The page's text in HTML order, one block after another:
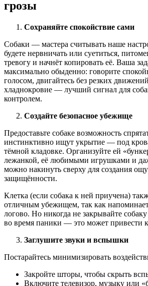
грозы
Сохраняйте спокойствие сами
Собаки — мастера считывать наше
будете нервничать или суетиться,
тревогу и начнёт копировать её. Ваша
максимально обыденно: говорите
голосом, двигайтесь без резких
хладнокровие — лучший сигнал для
контролем.
Создайте безопасное убежище
Предоставьте собаке возможность
инстинктивно ищут укрытие — под
тёмной кладовке. Организуйте ей
лежанкой, её любимыми игрушками и
можно накинуть сверху для создания
защищённости.
Клетка (если собака к ней приучена)
отличным убежищем, так как напоминает
логово. Но никогда не закрывайте
во время паники — это может привести
Заглушите звуки и вспышки
Постарайтесь минимизировать
Закройте шторы, чтобы скрыть
Включите телевизор, музыку или